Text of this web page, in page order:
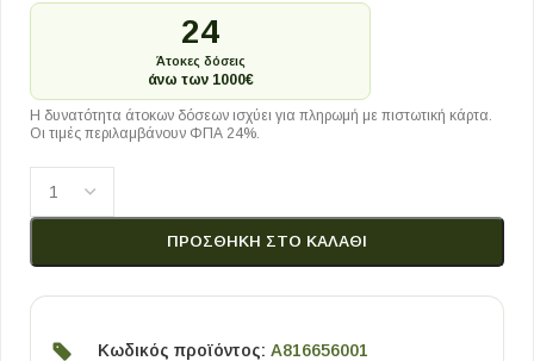
24
Άτοκες δόσεις
άνω των 1000€
Η δυνατότητα άτοκων δόσεων ισχύει για πληρωμή με πιστωτική κάρτα.
Οι τιμές περιλαμβάνουν ΦΠΑ 24%.
ΠΡΟΣΘΉΚΗ ΣΤΟ ΚΑΛΆΘΙ
Κωδικός προϊόντος: A816656001